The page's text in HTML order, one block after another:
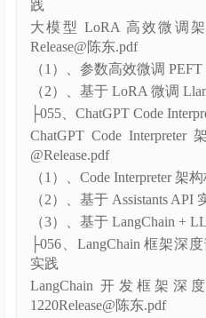
（4）、利用AI编程助手完
├054、大模型 LoRA 高效
践
大模型 LoRA 高效微调
Release@陈东.pdf
（1）、参数高效微调
（2）、基于 LoRA 微调
├055、ChatGPT Code
ChatGPT Code
@Release.pdf
（1）、Code Interpreter 架
（2）、基于 Assistants API
（3）、基于 LangChain +
├056、LangChain 框架深
实践